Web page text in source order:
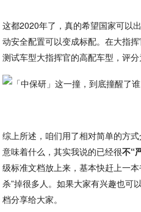
这都2020年了，真的希望国家可以
动安全配置可以变成标配。在大指
测试车型大指挥官的高配车型，评
综上所述，咱们用了相对简单的方
意味着什么，其实我说的已经很不“
级标准文档放上来，基本快赶上一
杀”掉很多人。如果大家有兴趣也可
档分享给大家。